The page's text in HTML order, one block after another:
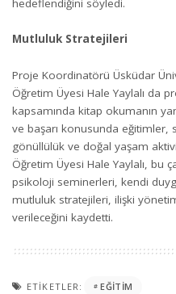
hedeflendiğini söyledi.
Mutluluk Stratejileri
Proje Koordinatörü Üsküdar
Öğretim Üyesi Hale Yaylalı da
kapsamında kitap okumanın
ve başarı konusunda eğitimler,
gönüllülük ve doğal yaşam
Öğretim Üyesi Hale Yaylalı, bu
psikoloji seminerleri, kendi
mutluluk stratejileri, ilişki
verileceğini kaydetti.
ETIKETLER: EĞITIM